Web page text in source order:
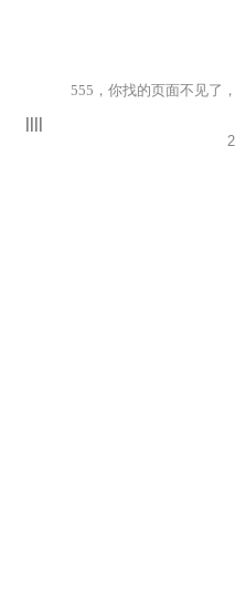
555，你找的页面不见了